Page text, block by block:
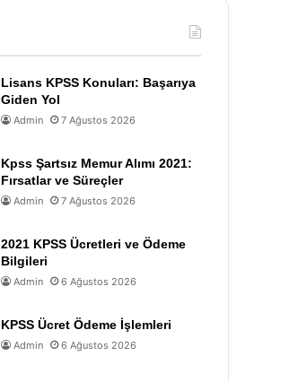
Lisans KPSS Konuları: Başarıya
Giden Yol
Admin 7 Ağustos 2026
Kpss Şartsız Memur Alımı 2021:
Fırsatlar ve Süreçler
Admin 7 Ağustos 2026
2021 KPSS Ücretleri ve Ödeme
Bilgileri
Admin 6 Ağustos 2026
KPSS Ücret Ödeme İşlemleri
Admin 6 Ağustos 2026